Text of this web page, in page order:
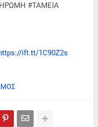
#ΤΑΜΕΙΑ
ift.tt/1C90Z2s